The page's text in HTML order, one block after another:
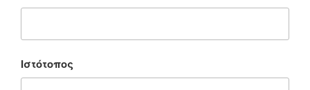
Ιστότοπος